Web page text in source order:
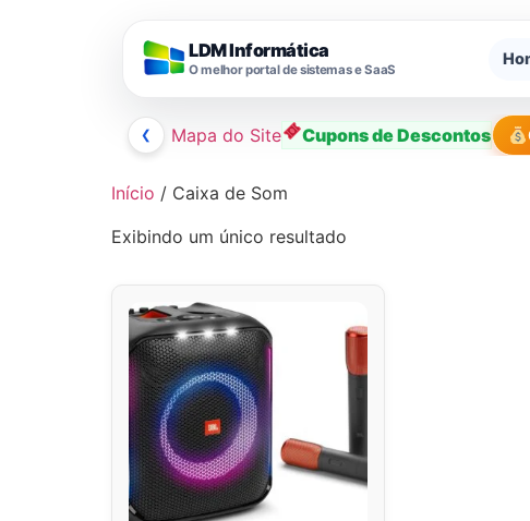
LDM Informática
O melhor portal de sistemas e SaaS
❮ Mapa do Site Cupons de Descontos
Início / Caixa de Som
Exibindo um único resultado